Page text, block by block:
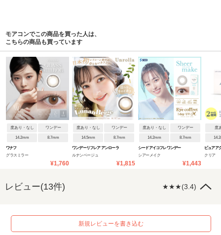
モアコンでこの商品を買った人は、
こちらの商品も買っています
度あり・なし ワンデー
14.2mm 8.7mm
ワナフ
グラスミラー
¥1,760
度あり・なし ワンデー
14.5mm 8.7mm
ワンデーリフレア アンローラ
ルナンベージュ
¥1,815
度あり・なし ワンデー
14.2mm 8.7mm
シードアイコフレワンデー
シアーメイク
¥1,443
度
ピュアア
クリア
レビュー(13件) ★★★(3.4)
新規レビューを書き込む